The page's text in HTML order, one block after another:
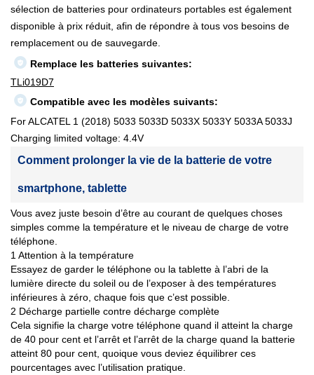
sélection de batteries pour ordinateurs portables est également
disponible à prix réduit, afin de répondre à tous vos besoins de
remplacement ou de sauvegarde.
Remplace les batteries suivantes:
TLi019D7
Compatible avec les modèles suivants:
For ALCATEL 1 (2018) 5033 5033D 5033X 5033Y 5033A 5033J
Charging limited voltage: 4.4V
Comment prolonger la vie de la batterie de votre
smartphone, tablette
Vous avez juste besoin d’être au courant de quelques choses
simples comme la température et le niveau de charge de votre
téléphone.
1 Attention à la température
Essayez de garder le téléphone ou la tablette à l’abri de la
lumière directe du soleil ou de l’exposer à des températures
inférieures à zéro, chaque fois que c’est possible.
2 Décharge partielle contre décharge complète
Cela signifie la charge votre téléphone quand il atteint la charge
de 40 pour cent et l’arrêt et l’arrêt de la charge quand la batterie
atteint 80 pour cent, quoique vous deviez équilibrer ces
pourcentages avec l’utilisation pratique.